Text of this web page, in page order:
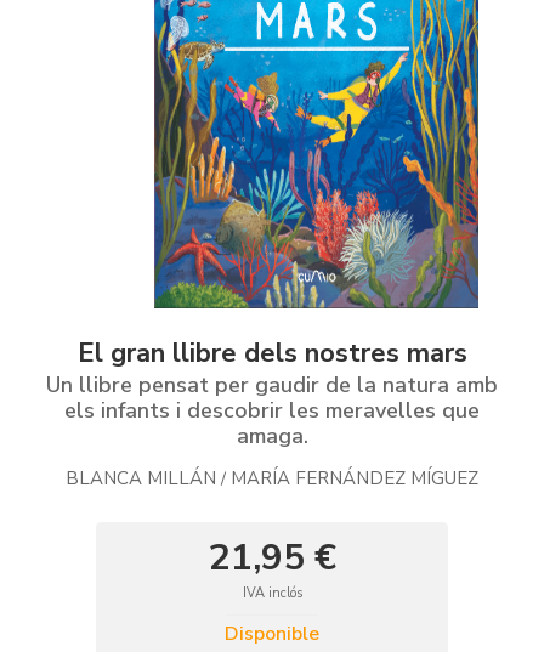
El gran llibre dels nostres mars
Un llibre pensat per gaudir de la natura amb
els infants i descobrir les meravelles que
amaga.
BLANCA MILLÁN / MARÍA FERNÁNDEZ MÍGUEZ
21,95 €
IVA inclós
Disponible